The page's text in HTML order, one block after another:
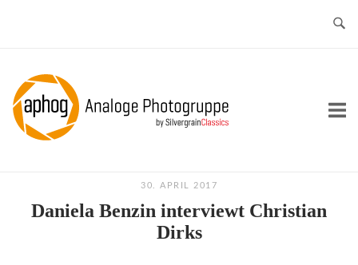
Home
30. APRIL 2017
Daniela Benzin interviewt Christian
Dirks